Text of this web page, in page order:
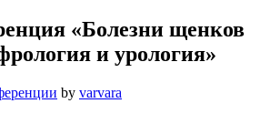
«Болезни щенков
и урология»
by varvara